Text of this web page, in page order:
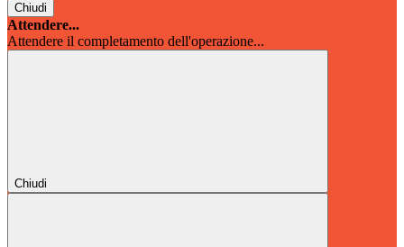
Chiudi
Attendere...
Attendere il completamento dell'operazione...
Chiudi